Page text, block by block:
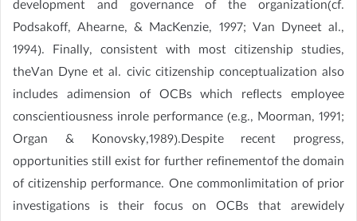
development and governance of the organization(cf.
Podsakoff, Ahearne, & MacKenzie, 1997; Van Dyneet al.,
1994). Finally, consistent with most citizenship studies,
theVan Dyne et al. civic citizenship conceptualization also
includes adimension of OCBs which reflects employee
conscientiousness inrole performance (e.g., Moorman, 1991;
Organ & Konovsky,1989).Despite recent progress,
opportunities still exist for further refinementof the domain
of citizenship performance. One commonlimitation of prior
investigations is their focus on OCBs that arewidely